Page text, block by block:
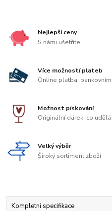
Nejlepší ceny
S námi ušetříte
Více možností plateb
Online platba,
Možnost pískování
Originální dárek, co
Velký výběr
Široký sortiment zboží
Kompletní specifikace